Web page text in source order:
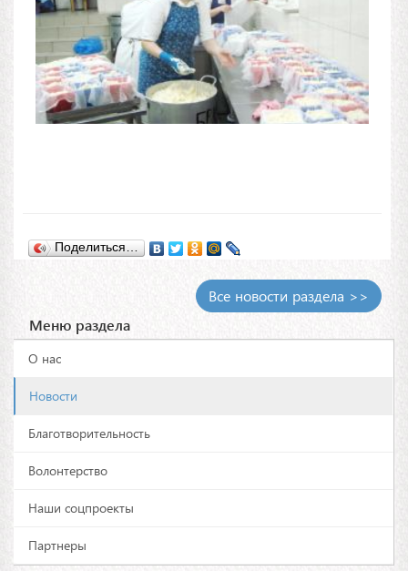
Поделиться…
Все новости раздела >>
Меню раздела
О нас
Новости
Благотворительность
Волонтерство
Наши соцпроекты
Партнеры